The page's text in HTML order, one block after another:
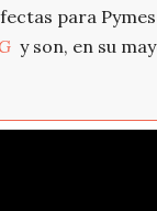
para
y son, en su